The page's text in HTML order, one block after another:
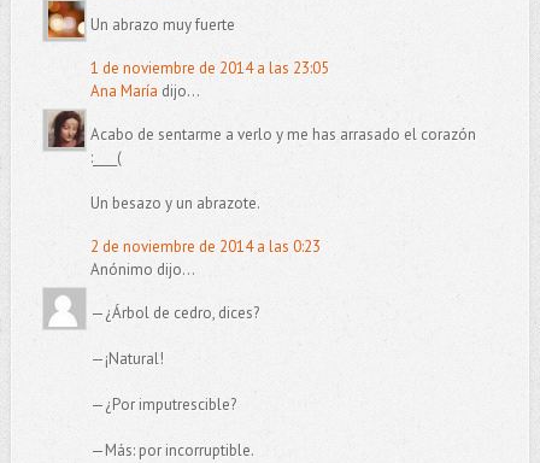
Un abrazo muy fuerte
1 de noviembre de 2014 a las 23:05
Ana María dijo...
Acabo de sentarme a verlo y me has arrasado el corazón
:____(
Un besazo y un abrazote.
2 de noviembre de 2014 a las 0:23
Anónimo dijo...
—¿Árbol de cedro, dices?
—¡Natural!
—¿Por imputrescible?
—Más: por incorruptible.